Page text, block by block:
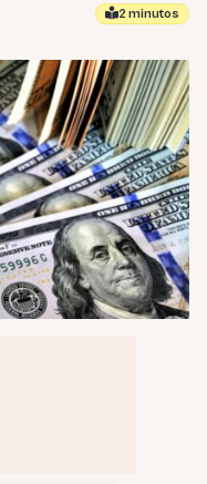
2 minutos